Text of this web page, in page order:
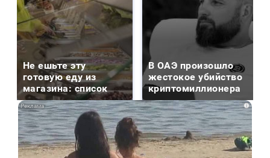
Не ешьте эту
готовую еду из
магазина: список
В ОАЭ произошло
жестокое убийство
криптомиллионера
i